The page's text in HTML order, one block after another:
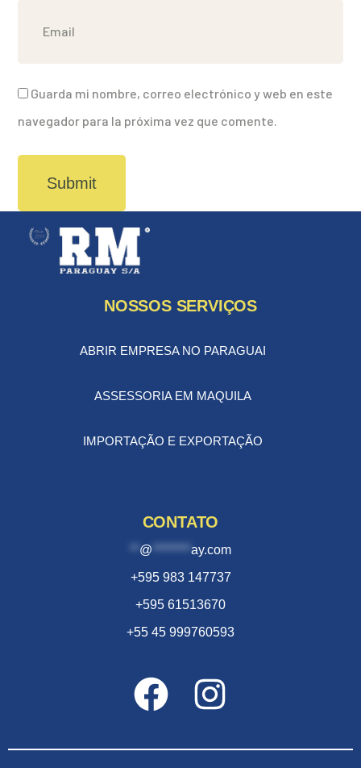
Guarda mi nombre, correo electrónico y web en este
navegador para la próxima vez que comente.
NOSSOS SERVIÇOS
ABRIR EMPRESA NO PARAGUAI
ASSESSORIA EM MAQUILA
IMPORTAÇÃO E EXPORTAÇÃO
CONTATO
@ ******** ay.com
+595 983 147737
+595 61513670
+55 45 999760593